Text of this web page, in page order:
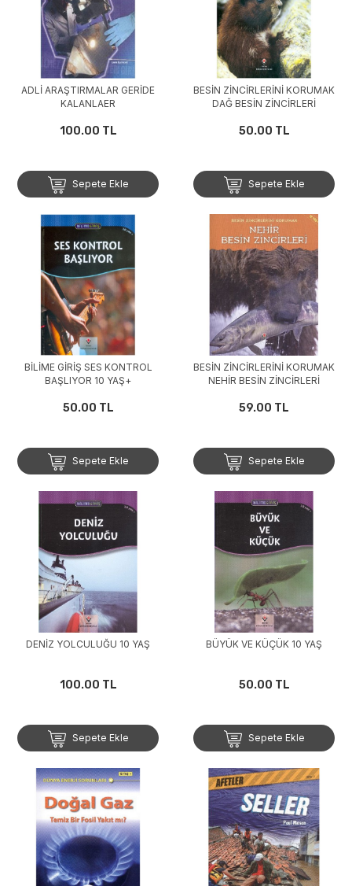
ADLİ ARAŞTIRMALAR GERİDE
KALANLAER
100.00 TL
Sepete Ekle
BESİN ZİNCİRLERİNİ KORUMAK
DAĞ BESİN ZİNCİRLERİ
50.00 TL
Sepete Ekle
BİLİME GİRİŞ SES KONTROL
BAŞLIYOR 10 YAŞ+
50.00 TL
Sepete Ekle
BESİN ZİNCİRLERİNİ KORUMAK
NEHİR BESİN ZİNCİRLERİ
59.00 TL
Sepete Ekle
DENİZ YOLCULUĞU 10 YAŞ
100.00 TL
Sepete Ekle
BÜYÜK VE KÜÇÜK 10 YAŞ
50.00 TL
Sepete Ekle